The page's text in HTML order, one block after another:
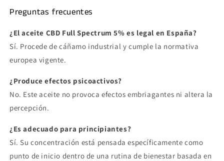
Preguntas frecuentes
¿El aceite CBD Full Spectrum 5% es legal en España?
Sí. Procede de cáñamo industrial y cumple la normativa
europea vigente.
¿Produce efectos psicoactivos?
No. Este aceite no provoca efectos embriagantes ni altera la
percepción.
¿Es adecuado para principiantes?
Sí. Su concentración está pensada específicamente como
punto de inicio dentro de una rutina de bienestar basada en